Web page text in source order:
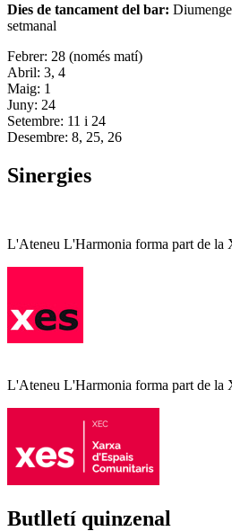
Dies de tancament del bar:
setmanal
Febrer: 28 (només matí)
Abril: 3, 4
Maig: 1
Juny: 24
Setembre: 11 i 24
Desembre: 8, 25, 26
Sinergies
L'Ateneu L'Harmonia forma part de la
L'Ateneu L'Harmonia forma part de la
Butlletí quinzenal